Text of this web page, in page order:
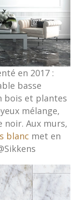
en 2017 :
basse
bois et plantes
mélange,
noir. Aux murs,
blanc met en